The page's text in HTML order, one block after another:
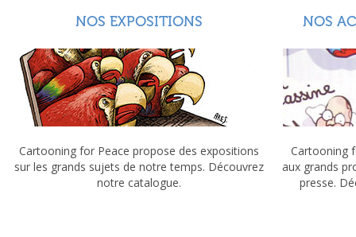
NOS EXPOSITIONS
Cartooning for Peace propose des expositions
sur les grands sujets de notre temps. Découvrez
notre catalogue.
NOS
Cartooning
aux grands
presse.